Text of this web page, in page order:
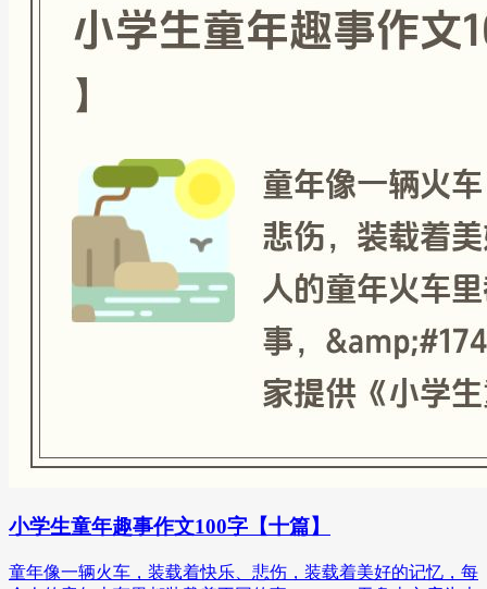
小学生童年趣事作文100字【十篇】
童年像一辆火车，装载着快乐、悲伤，装载着美好的记忆，每